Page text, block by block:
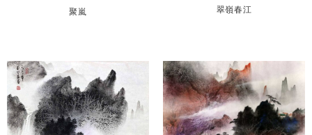
聚嵐 翠嶺春江